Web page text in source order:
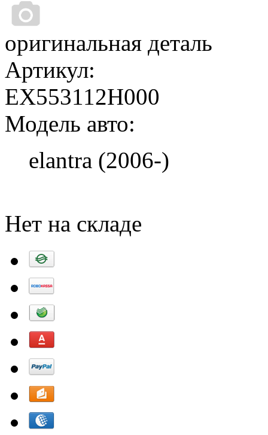
оригинальная деталь
Артикул:
EX553112H000
Модель авто:
elantra (2006-)
Нет на складе